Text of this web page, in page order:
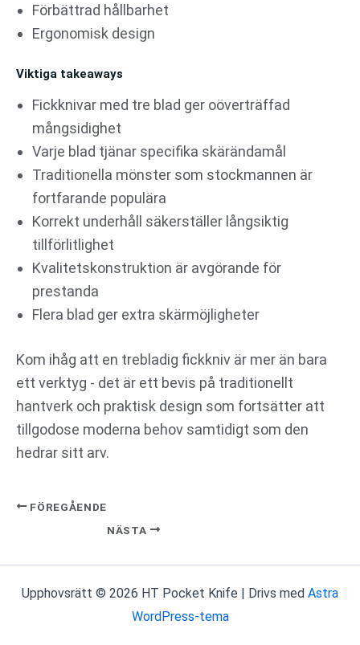
Förbättrad hållbarhet
Ergonomisk design
Viktiga takeaways
Fickknivar med tre blad ger oöverträffad
mångsidighet
Varje blad tjänar specifika skärändamål
Traditionella mönster som stockmannen är
fortfarande populära
Korrekt underhåll säkerställer långsiktig
tillförlitlighet
Kvalitetskonstruktion är avgörande för
prestanda
Flera blad ger extra skärmöjligheter
Kom ihåg att en trebladig fickkniv är mer än bara
ett verktyg - det är ett bevis på traditionellt
hantverk och praktisk design som fortsätter att
tillgodose moderna behov samtidigt som den
hedrar sitt arv.
FÖREGÅENDE
NÄSTA
Upphovsrätt © 2026 HT Pocket Knife | Drivs med Astra
WordPress-tema